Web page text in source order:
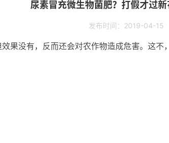
尿素冒充微生物菌肥？打假才过新
发布时间：2019-04-15
果没有，反而还会对农作物造成危害。这不